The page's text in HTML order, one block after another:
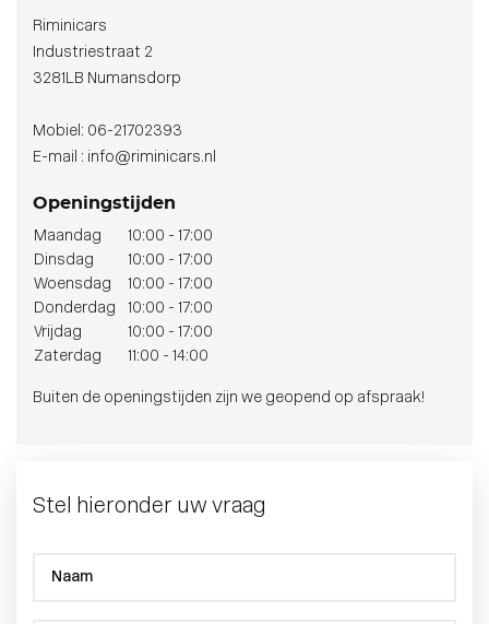
Riminicars
Industriestraat 2
3281LB Numansdorp
Mobiel: 06-21702393
E-mail : info@riminicars.nl
Openingstijden
Maandag
10:00 - 17:00
Dinsdag
10:00 - 17:00
Woensdag
10:00 - 17:00
Donderdag
10:00 - 17:00
Vrijdag
10:00 - 17:00
Zaterdag
11:00 - 14:00
Buiten de openingstijden zijn we geopend op afspraak!
Stel hieronder uw vraag